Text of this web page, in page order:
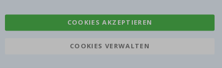
COOKIES AKZEPTIEREN
COOKIES VERWALTEN